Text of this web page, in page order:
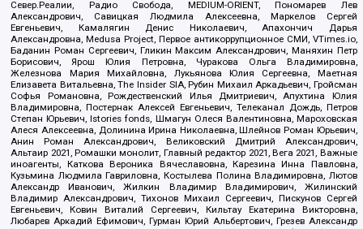
Север.Реалии, Радио Свобода, MEDIUM-ORIENT, Пономарев Лев
Александрович, Савицкая Людмила Алексеевна, Маркелов Сергей
Евгеньевич, Камалягин Денис Николаевич, Апахончич Дарья
Александровна, Medusa Project, Первое антикоррупционное СМИ, VTimes.io,
Баданин Роман Сергеевич, Гликин Максим Александрович, Маняхин Петр
Борисович, Ярош Юлия Петровна, Чуракова Ольга Владимировна,
Железнова Мария Михайловна, Лукьянова Юлия Сергеевна, Маетная
Елизавета Витальевна, The Insider SIA, Рубин Михаил Аркадьевич, Гройсман
Софья Романовна, Рождественский Илья Дмитриевич, Апухтина Юлия
Владимировна, Постернак Алексей Евгеньевич, Телеканал Дождь, Петров
Степан Юрьевич, Istories fonds, Шмагун Олеся Валентиновна, Мароховская
Алеся Алексеевна, Долинина Ирина Николаевна, Шлейнов Роман Юрьевич,
Анин Роман Александрович, Великовский Дмитрий Александрович,
Альтаир 2021, Ромашки монолит, Главный редактор 2021, Вега 2021, Важные
иноагенты, Каткова Вероника Вячеславовна, Карезина Инна Павловна,
Кузьмина Людмила Гавриловна, Костылева Полина Владимировна, Лютов
Александр Иванович, Жилкин Владимир Владимирович, Жилинский
Владимир Александрович, Тихонов Михаил Сергеевич, Пискунов Сергей
Евгеньевич, Ковин Виталий Сергеевич, Кильтау Екатерина Викторовна,
Любарев Аркадий Ефимович, Гурман Юрий Альбертович, Грезев Александр